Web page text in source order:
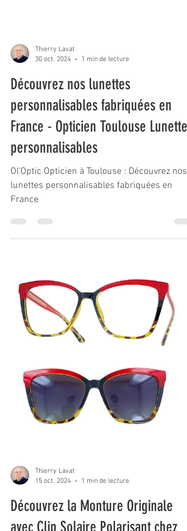
Thierry Lavat
30 oct. 2024
1 min de lecture
Découvrez nos lunettes
personnalisables fabriquées en
France - Opticien Toulouse Lunettes
personnalisables
Ol'Optic Opticien à Toulouse : Découvrez nos
lunettes personnalisables fabriquées en
France
Thierry Lavat
15 oct. 2024
1 min de lecture
Découvrez la Monture Originale
avec Clip Solaire Polarisant chez